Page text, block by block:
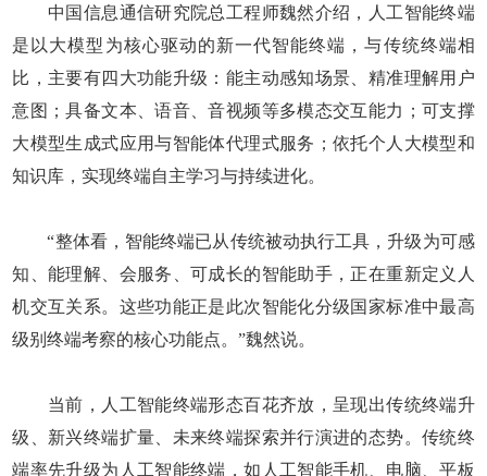
中国信息通信研究院总工程师魏然介绍，人工智能终端
是以大模型为核心驱动的新一代智能终端，与传统终端相
比，主要有四大功能升级：能主动感知场景、精准理解用户
意图；具备文本、语音、音视频等多模态交互能力；可支撑
大模型生成式应用与智能体代理式服务；依托个人大模型和
知识库，实现终端自主学习与持续进化。
“整体看，智能终端已从传统被动执行工具，升级为可感
知、能理解、会服务、可成长的智能助手，正在重新定义人
机交互关系。这些功能正是此次智能化分级国家标准中最高
级别终端考察的核心功能点。”魏然说。
当前，人工智能终端形态百花齐放，呈现出传统终端升
级、新兴终端扩量、未来终端探索并行演进的态势。传统终
端率先升级为人工智能终端，如人工智能手机、电脑、平板